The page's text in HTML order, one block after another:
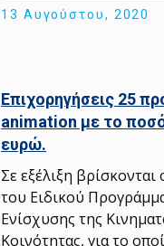
13 Αυγούστου, 2020
Επιχορηγήσεις 25
animation με το
ευρώ.
Σε εξέλιξη βρίσκονται
του Ειδικού
Ενίσχυσης της
Κοινότητας, για το